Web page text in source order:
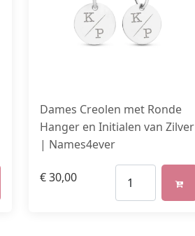
Dames Creolen met Ronde
Hanger en Initialen van Zilver
| Names4ever
€30,00